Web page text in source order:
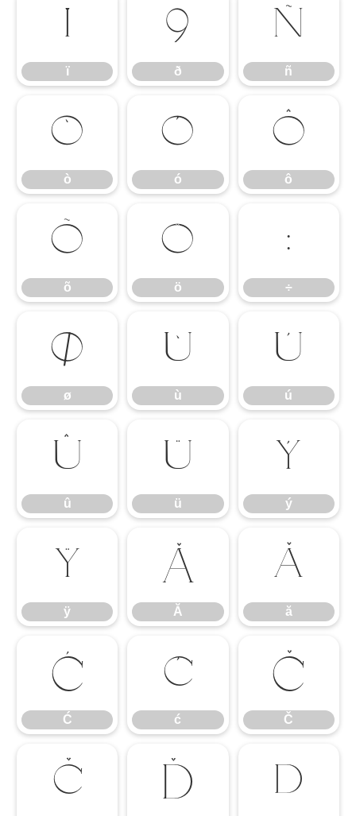
ï
ï
ð
ð
ñ
ñ
ò
ò
ó
ó
ô
ô
õ
õ
ö
ö
÷
÷
ø
ø
ù
ù
ú
ú
û
û
ü
ü
ý
ý
ÿ
ÿ
Ă
Ă
ă
ă
Ć
Ć
ć
ć
Č
Č
č Ď ď